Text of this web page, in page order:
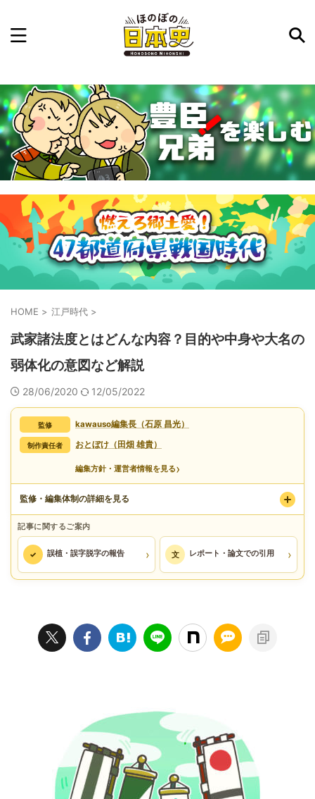
気になった日本史の事件や人物、時代などを入力して
ね。中の人が24時間手動で検索結果を提示するよ（嘘
です）
例：織田信長 長篠の戦い
HOME > 江戸時代 >
武家諸法度とはどんな内容？目的や中身や大名の
弱体化の意図など解説
28/06/2020 12/05/2022
監修 kawauso編集長（石原 昌光）
制作責任者 おとぼけ（田畑 雄貴）
編集方針・運営者情報を見る›
監修・編集体制の詳細を見る
記事に関するご案内
✓ 誤植・誤字脱字の報告 › 文 レポート・論文での引用 ›